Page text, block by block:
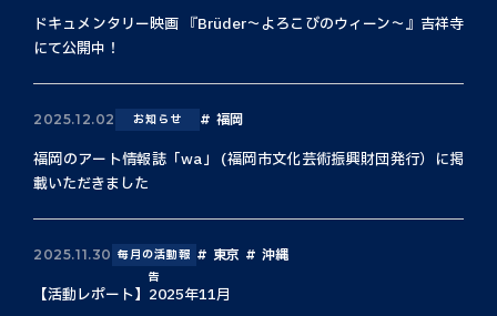
ドキュメンタリー映画 『Brüder〜よろこびのウィーン〜』吉祥寺
にて公開中！
2025.12.02 お知らせ 福岡
福岡のアート情報誌「wa」 (福岡市文化芸術振興財団発行）に掲
載いただきました
2025.11.30 毎月の活動報
告
東京 沖縄
【活動レポート】2025年11月